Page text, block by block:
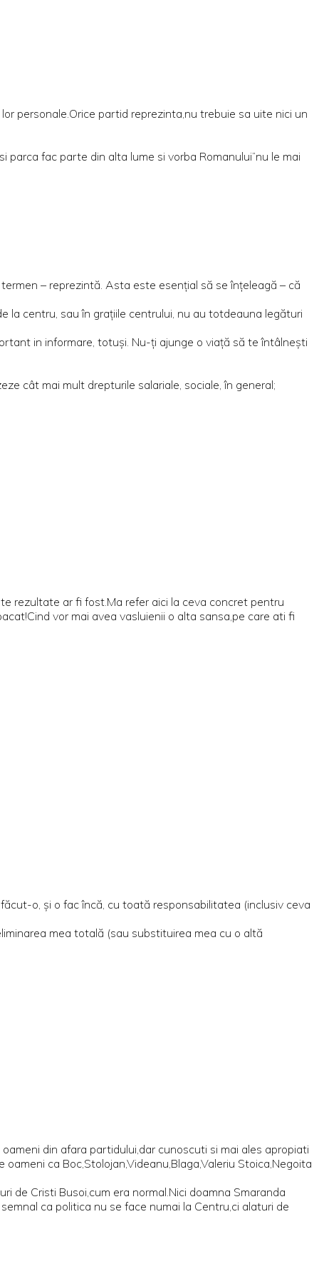
personale.Orice partid reprezinta,nu trebuie sa uite nici un
fac parte din alta lume si vorba Romanului”nu le mai
– reprezintă. Asta este esenţial să se înţeleagă – că
la centru, sau în graţiile centrului, nu au totdeauna legături
in informare, totuşi. Nu-ţi ajunge o viaţă să te întâlneşti
cât mai mult drepturile salariale, sociale, în general;
rezultate ar fi fost.Ma refer aici la ceva concret pentru
vor mai avea vasluienii o alta sansa,pe care ati fi
o, și o fac încă, cu toată responsabilitatea (inclusiv ceva
mea totală (sau substituirea mea cu o altă
din afara partidului,dar cunoscuti si mai ales apropiati
ca Boc,Stolojan,Videanu,Blaga,Valeriu Stoica,Negoita
de Cristi Busoi,cum era normal.Nici doamna Smaranda
ca politica nu se face numai la Centru,ci alaturi de